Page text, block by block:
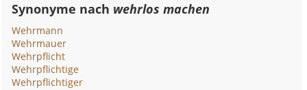
Synonyme nach wehrlos machen
Wehrmann
Wehrmauer
Wehrpflicht
Wehrpflichtige
Wehrpflichtiger